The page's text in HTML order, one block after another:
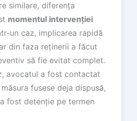
similare, diferența
momentul intervenției
un caz, implicarea rapidă
din faza reținerii a făcut
să fie evitat complet.
avocatul a fost contactat
fusese deja dispusă,
fost detenție pe termen